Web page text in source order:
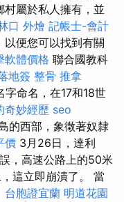
屬於私人擁有，並
口 外燴 記帳士-會計
便您可以找到有關
軟體價格 聯合國教科
地簽 整骨 推拿
命名，在17和18世
奇妙經歷 seo
的西部，象徵著奴隸
價 3月26日，達利
，高速公路上的50米
這立即崩潰了。 當
台胞證宜蘭 明道花園